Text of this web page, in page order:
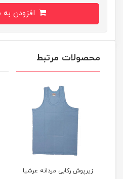
محصولات مرتبط
زیرپوش رکابی مردانه عرشیا